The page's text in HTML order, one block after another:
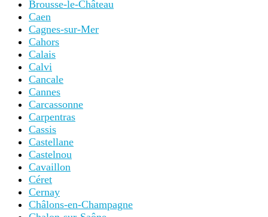
Brousse-le-Château
Caen
Cagnes-sur-Mer
Cahors
Calais
Calvi
Cancale
Cannes
Carcassonne
Carpentras
Cassis
Castellane
Castelnou
Cavaillon
Céret
Cernay
Châlons-en-Champagne